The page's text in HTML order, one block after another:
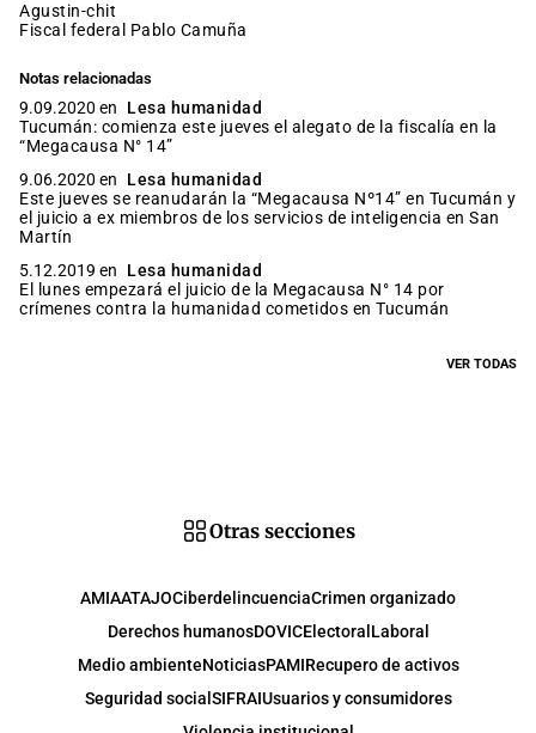
agustin-chit
Fiscal federal Pablo Camuña
Notas relacionadas
9.09.2020 en
Lesa humanidad
Tucumán: comienza este jueves el alegato de la fiscalía en la
“Megacausa N° 14”
9.06.2020 en
Lesa humanidad
Este jueves se reanudarán la “Megacausa Nº14” en Tucumán y
el juicio a ex miembros de los servicios de inteligencia en San
Martín
5.12.2019 en
Lesa humanidad
El lunes empezará el juicio de la Megacausa N° 14 por
crímenes contra la humanidad cometidos en Tucumán
VER TODAS
Otras secciones
AMIAATAJOCiberdelincuenciaCrimen organizado
Derechos humanosDOVICElectoralLaboral
Medio ambienteNoticiasPAMIRecupero de activos
Seguridad socialSIFRAIUsuarios y consumidores